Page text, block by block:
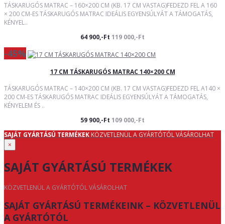
TÁSKARUGÓS MATRAC – 160×200 CM (KB. 17 CM VASTAG)FEDEZD FEL A 160
× 200 CM-ES TÁSKARUGÓS MATRAC IDEÁLIS EGYENSÚLYÁT A TÁMOGATÁS,
KÉNYEL..
64 900,-Ft 119 000,-Ft
-45%
17 CM TÁSKARUGÓS MATRAC 140×200 CM
TÁSKARUGÓS MATRAC – 140×200 CM (KB. 17 CM VASTAG)FEDEZD FEL A140 ×
200 CM-ES TÁSKARUGÓS MATRAC IDEÁLIS EGYENSÚLYÁT A TÁMOGATÁS,
KÉNYELEM ÉS ..
59 900,-Ft 109 000,-Ft
SAJÁT GYÁRTÁSÚ TERMÉKEK KÖZVETLENÜL A GYÁRTÓTÓL VÁSÁROLHAT
×
SAJÁT GYÁRTÁSÚ TERMÉKEK
KÖZVETLENÜL A GYÁRTÓTÓL VÁSÁROLHAT
SAJÁT GYÁRTÁSÚ TERMÉKEINK – KÖZVETLENÜL
A GYÁRTÓTÓL